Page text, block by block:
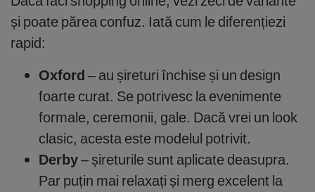
și poate părea confuz. Iată cum le diferențiezi
rapid:
Oxford – au șireturi închise și un design
foarte curat. Se potrivesc la evenimente
formale, ceremonii, gale. Dacă vrei un look
clasic, acesta este modelul potrivit.
Derby– șireturile sunt aplicate deasupra.
Par puțin mai relaxați și merg excelent la